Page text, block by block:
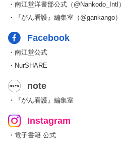
・南江堂洋書部公式（@Nankodo_Intl）
・『がん看護』編集室（@gankango）
Facebook
・南江堂公式
・NurSHARE
note
・『がん看護』編集室
Instagram
・電子書籍 公式